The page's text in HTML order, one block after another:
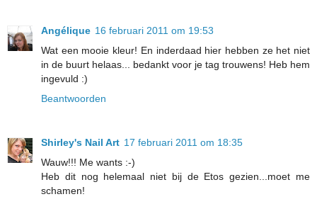
Angélique 16 februari 2011 om 19:53
Wat een mooie kleur! En inderdaad hier hebben ze het niet
in de buurt helaas... bedankt voor je tag trouwens! Heb hem
ingevuld :)
Beantwoorden
Shirley's Nail Art 17 februari 2011 om 18:35
Wauw!!! Me wants :-)
Heb dit nog helemaal niet bij de Etos gezien...moet me
schamen!